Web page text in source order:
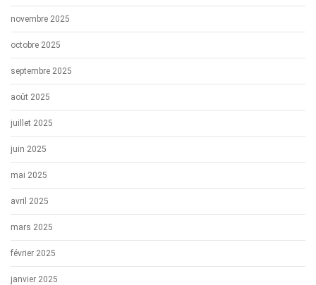
novembre 2025
octobre 2025
septembre 2025
août 2025
juillet 2025
juin 2025
mai 2025
avril 2025
mars 2025
février 2025
janvier 2025